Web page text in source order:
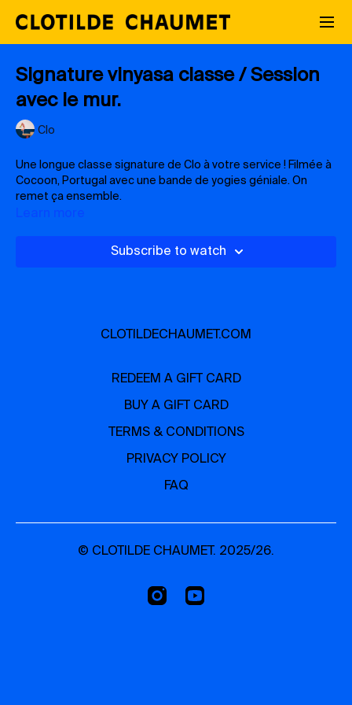
Signature vinyasa classe / Session
avec le mur.
Clo
Une longue classe signature de Clo à votre service ! Filmée à
Cocoon, Portugal avec une bande de yogies géniale. On
remet ça ensemble.
besoin. Ne soyez pas dans l'égo et allez jusqu'au bout de
Learn more
Subscribe to watch
CLOTILDECHAUMET.COM
REDEEM A GIFT CARD
BUY A GIFT CARD
TERMS & CONDITIONS
PRIVACY POLICY
FAQ
© CLOTILDE CHAUMET. 2025/26.